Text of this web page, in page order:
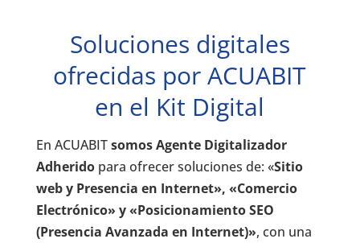
Soluciones digitales
ofrecidas por ACUABIT
en el Kit Digital
En ACUABITsomos Agente Digitalizador
Adheridopara ofrecer soluciones de: «Sitio
web y Presencia en Internet», «Comercio
Electrónico» y «Posicionamiento SEO
(Presencia Avanzada en Internet)», con una